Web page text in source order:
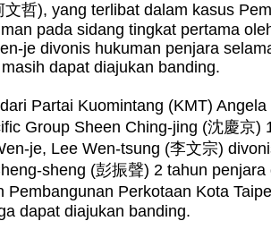
文哲), yang terlibat dalam kasus
pada sidang tingkat pertama
je divonis hukuman penjara
dapat diajukan banding.
Partai Kuomintang (KMT) Angela
Group Sheen Ching-jing (沈慶京)
je, Lee Wen-tsung (李文宗)
sheng (彭振聲) 2 tahun
Perkotaan Kota
dapat diajukan banding.